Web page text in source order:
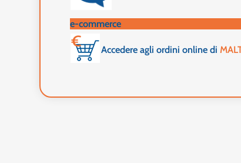
e-commerce
Accedere agli ordini online di